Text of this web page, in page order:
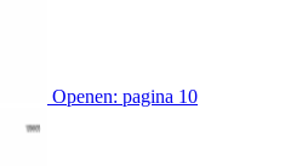
Openen: pagina 10